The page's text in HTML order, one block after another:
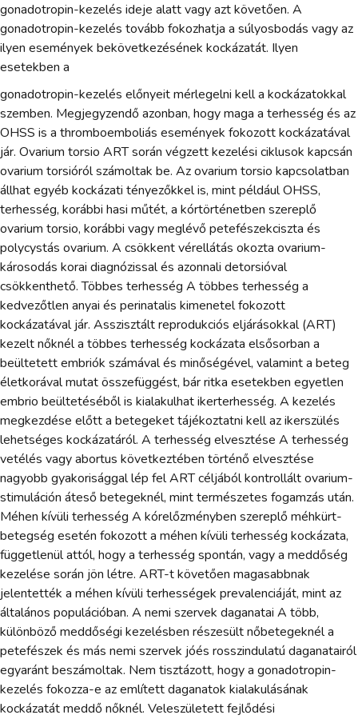
gonadotropin-kezelés ideje alatt vagy azt követően. A
gonadotropin-kezelés tovább fokozhatja a súlyosbodás vagy az
ilyen események bekövetkezésének kockázatát. Ilyen
esetekben a
gonadotropin-kezelés előnyeit mérlegelni kell a kockázatokkal
szemben. Megjegyzendő azonban, hogy maga a terhesség és az
OHSS is a thromboemboliás események fokozott kockázatával
jár. Ovarium torsio ART során végzett kezelési ciklusok kapcsán
ovarium torsióról számoltak be. Az ovarium torsio kapcsolatban
állhat egyéb kockázati tényezőkkel is, mint például OHSS,
terhesség, korábbi hasi műtét, a kórtörténetben szereplő
ovarium torsio, korábbi vagy meglévő petefészekciszta és
polycystás ovarium. A csökkent vérellátás okozta ovarium-
károsodás korai diagnózissal és azonnali detorsióval
csökkenthető. Többes terhesség A többes terhesség a
kedvezőtlen anyai és perinatalis kimenetel fokozott
kockázatával jár. Asszisztált reprodukciós eljárásokkal (ART)
kezelt nőknél a többes terhesség kockázata elsősorban a
beültetett embriók számával és minőségével, valamint a beteg
életkorával mutat összefüggést, bár ritka esetekben egyetlen
embrio beültetéséből is kialakulhat ikerterhesség. A kezelés
megkezdése előtt a betegeket tájékoztatni kell az ikerszülés
lehetséges kockázatáról. A terhesség elvesztése A terhesség
vetélés vagy abortus következtében történő elvesztése
nagyobb gyakorisággal lép fel ART céljából kontrollált ovarium-
stimuláción áteső betegeknél, mint természetes fogamzás után.
Méhen kívüli terhesség A kórelőzményben szereplő méhkürt-
betegség esetén fokozott a méhen kívüli terhesség kockázata,
függetlenül attól, hogy a terhesség spontán, vagy a meddőség
kezelése során jön létre. ART-t követően magasabbnak
jelentették a méhen kívüli terhességek prevalenciáját, mint az
általános populációban. A nemi szervek daganatai A több,
különböző meddőségi kezelésben részesült nőbetegeknél a
petefészek és más nemi szervek jóés rosszindulatú daganatairól
egyaránt beszámoltak. Nem tisztázott, hogy a gonadotropin-
kezelés fokozza-e az említett daganatok kialakulásának
kockázatát meddő nőknél. Veleszületett fejlődési